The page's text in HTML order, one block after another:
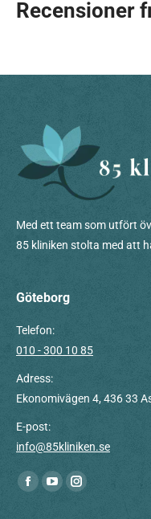
Recensioner
Med ett team som utfört
85 kliniken stolta med att
Göteborg
Telefon:
010 - 300 10 85
Adress:
Ekonomivägen 4, 436 33
E-post:
info@85kliniken.se
Du hittar oss på:
Facebook
YouTubeInstagram